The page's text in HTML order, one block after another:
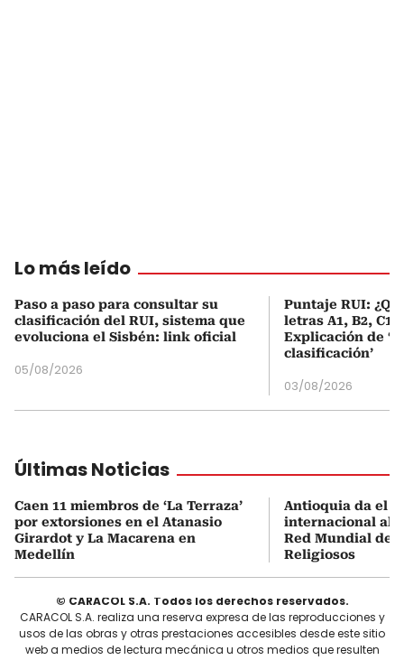
Lo más leído
Paso a paso para consultar su
clasificación del RUI, sistema que
evoluciona el Sisbén: link oficial
05/08/2026
Puntaje RUI:
letras A1, B2, C1
Explicación de
clasificación’
03/08/2026
Últimas Noticias
Caen 11 miembros de ‘La Terraza’
por extorsiones en el Atanasio
Girardot y La Macarena en
Medellín
Antioquia da el
internacional al
Red Mundial de
Religiosos
© CARACOL S.A. Todos los derechos reservados.
CARACOL S.A. realiza una reserva expresa de las reproducciones y
usos de las obras y otras prestaciones accesibles desde este sitio
web a medios de lectura mecánica u otros medios que resulten